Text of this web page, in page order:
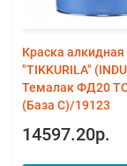
Краска алкидная
"TIKKURILA"
Темалак ФД20
(База С)/19123
14597.20р.